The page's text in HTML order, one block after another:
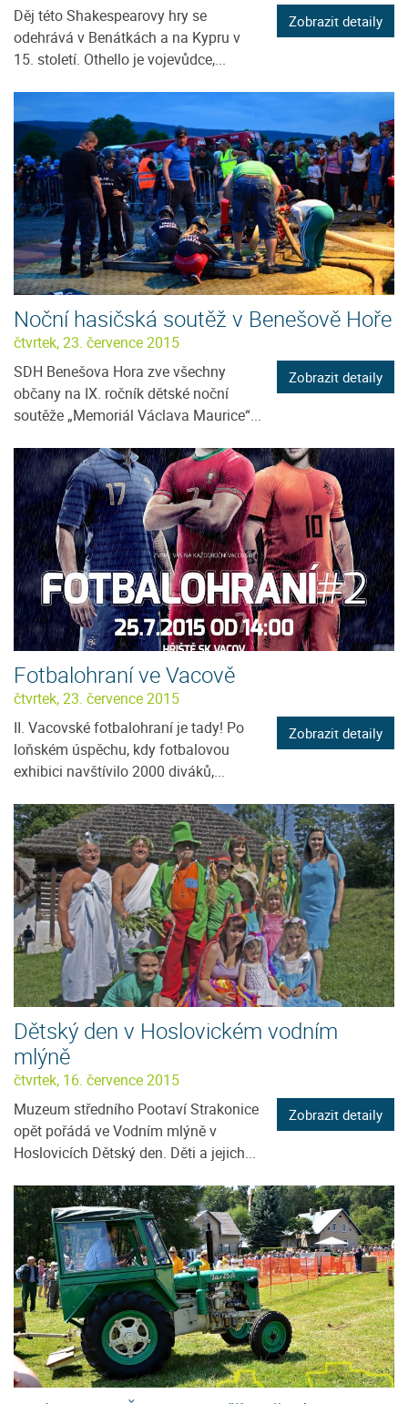
Děj této Shakespearovy hry se
odehrává v Benátkách a na Kypru v
15. století. Othello je vojevůdce,...
Zobrazit detaily
Noční hasičská soutěž v Benešově Hoře
čtvrtek, 23. července 2015
SDH Benešova Hora zve všechny
občany na IX. ročník dětské noční
soutěže „Memoriál Václava Maurice“...
Zobrazit detaily
Fotbalohraní ve Vacově
čtvrtek, 23. července 2015
II. Vacovské fotbalohraní je tady! Po
loňském úspěchu, kdy fotbalovou
exhibici navštívilo 2000 diváků,...
Zobrazit detaily
Dětský den v Hoslovickém vodním
mlýně
čtvrtek, 16. července 2015
Muzeum středního Pootaví Strakonice
opět pořádá ve Vodním mlýně v
Hoslovicích Dětský den. Děti a jejich...
Zobrazit detaily